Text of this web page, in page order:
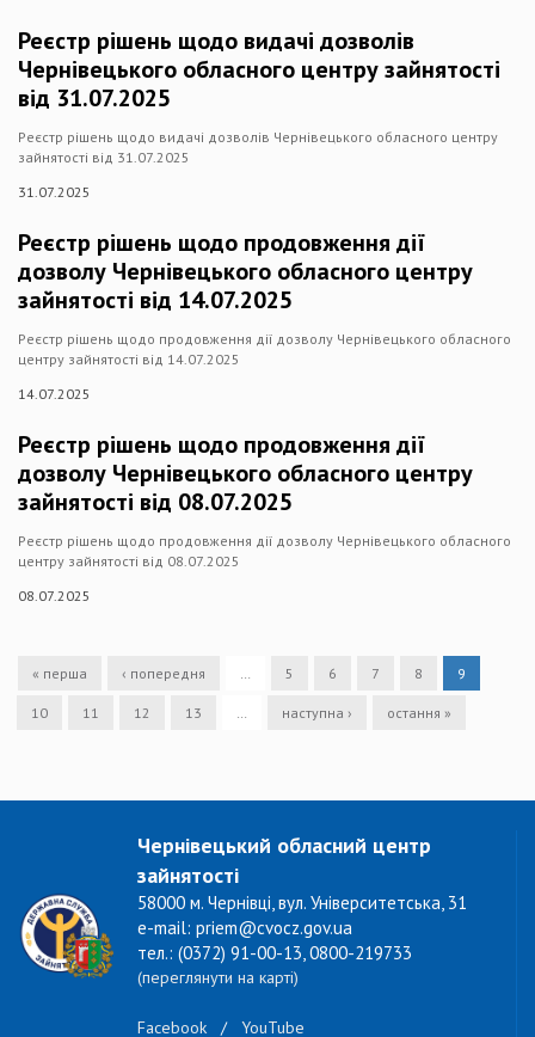
Реєстр рішень щодо видачі дозволів
Чернівецького обласного центру зайнятості
від 31.07.2025
Реєстр рішень щодо видачі дозволів Чернівецького обласного центру
зайнятості від 31.07.2025
31.07.2025
Реєстр рішень щодо продовження дії
дозволу Чернівецького обласного центру
зайнятості від 14.07.2025
Реєстр рішень щодо продовження дії дозволу Чернівецького обласного
центру зайнятості від 14.07.2025
14.07.2025
Реєстр рішень щодо продовження дії
дозволу Чернівецького обласного центру
зайнятості від 08.07.2025
Реєстр рішень щодо продовження дії дозволу Чернівецького обласного
центру зайнятості від 08.07.2025
08.07.2025
« перша ‹ попередня … 5 6 7 8 9
10 11 12 13 … наступна › остання »
Чернівецький обласний центр
зайнятості
58000 м. Чернівці, вул. Університетська, 31
e-mail: priem@cvocz.gov.ua
тел.: (0372) 91-00-13, 0800-219733
(переглянути на карті)
Facebook / YouTube